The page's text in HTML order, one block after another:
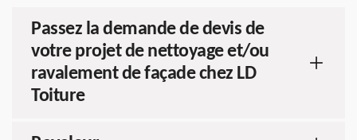
Passez la demande de devis de
votre projet de nettoyage et/ou
ravalement de façade chez LD
Toiture